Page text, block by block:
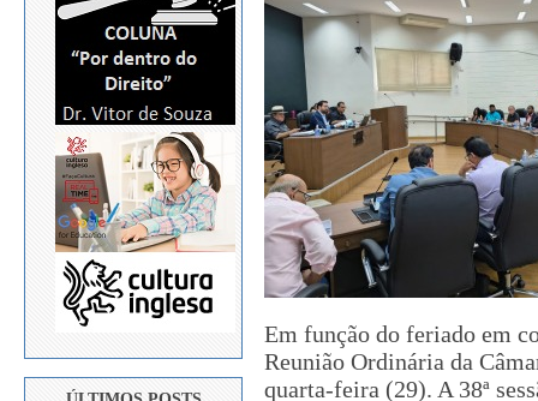
Em função do feriado em
Reunião Ordinária da
quarta-feira (29). A 38ª